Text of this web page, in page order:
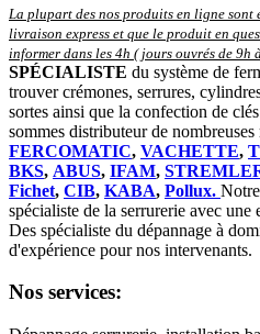
La plupart des nos produits en ligne sont
livraison express et que le produit en
informer dans les 4h ( jours ouvrés de 9h
SPÉCIALISTE du système de
trouver crémones, serrures,
sortes ainsi que la confection de
sommes distributeur de nombreuses
FERCOMATIC, VACHETTE,
BKS, ABUS, IFAM,
Fichet, CIB, KABA, Pollux.
spécialiste de la serrurerie avec une
Des spécialiste du dépannage à
d'expérience pour nos intervenants.
Nos services: